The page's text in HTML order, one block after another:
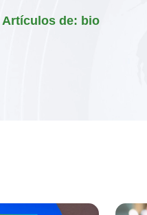
Artículos de: bio